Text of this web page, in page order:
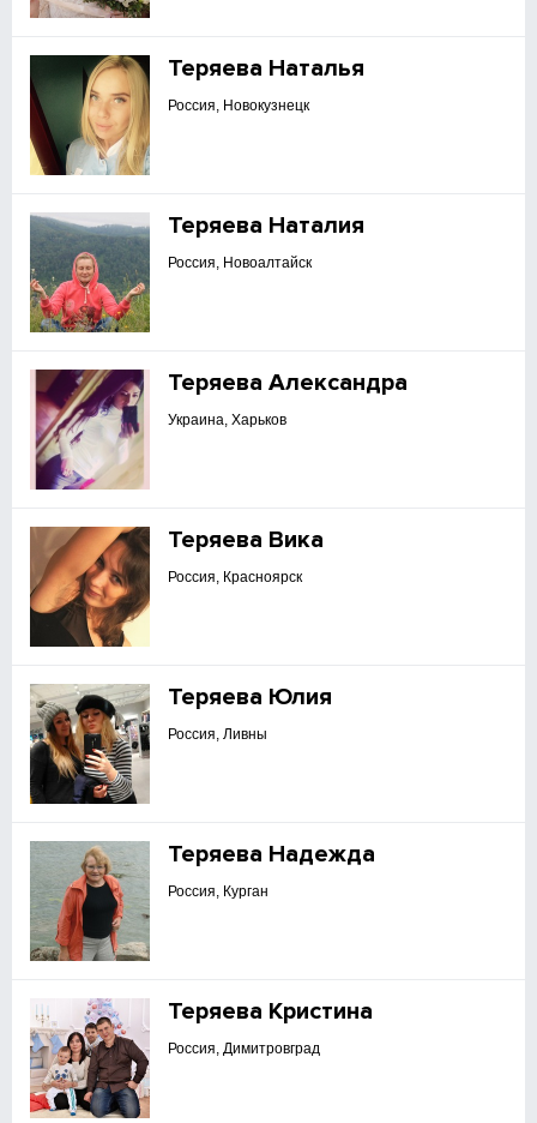
Теряева Наталья
Россия, Новокузнецк
Теряева Наталия
Россия, Новоалтайск
Теряева Александра
Украина, Харьков
Теряева Вика
Россия, Красноярск
Теряева Юлия
Россия, Ливны
Теряева Надежда
Россия, Курган
Теряева Кристина
Россия, Димитровград